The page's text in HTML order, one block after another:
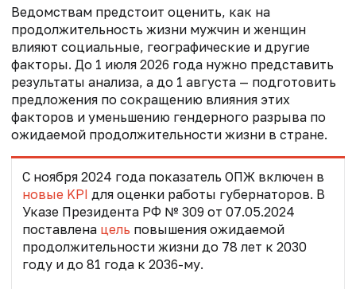
Ведомствам предстоит оценить, как на
продолжительность жизни мужчин и женщин
влияют социальные, географические и другие
факторы. До 1 июля 2026 года нужно представить
результаты анализа, а до 1 августа — подготовить
предложения по сокращению влияния этих
факторов и уменьшению гендерного разрыва по
ожидаемой продолжительности жизни в стране.
С ноября 2024 года показатель ОПЖ включен в
новые KPI для оценки работы губернаторов. В
Указе Президента РФ № 309 от 07.05.2024
поставлена цель повышения ожидаемой
продолжительности жизни до 78 лет к 2030
году и до 81 года к 2036-му.